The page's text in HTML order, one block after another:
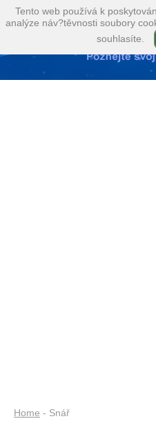
Home - Snář
Tento web používá k
analýze náv?těvnosti soubory
souhlasíte.